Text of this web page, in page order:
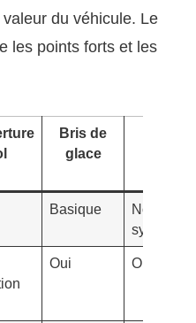
du véhicule. Le
les points forts et les
Bris de
glace
Basique
Non
Oui Oui